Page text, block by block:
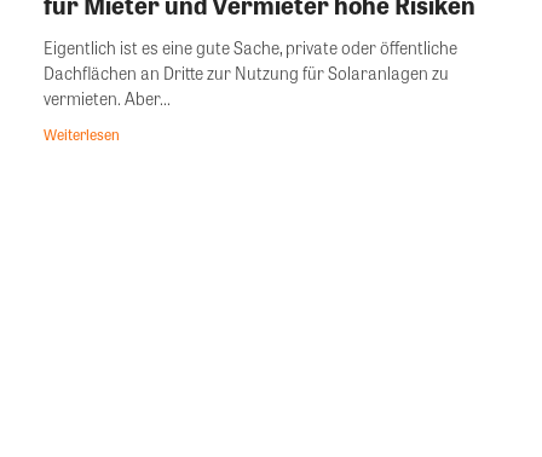
Eigentlich ist es eine gute Sache, private oder öffentliche
Dachflächen an Dritte zur Nutzung für Solaranlagen zu
vermieten. Aber...
Weiterlesen